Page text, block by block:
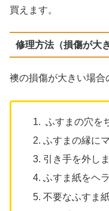
買えます。
修理方法（損傷が大
襖の損傷が大きい場合
ふすまの穴を
ふすまの縁に
引き手を外しま
ふすま紙をヘ
不要なふすま